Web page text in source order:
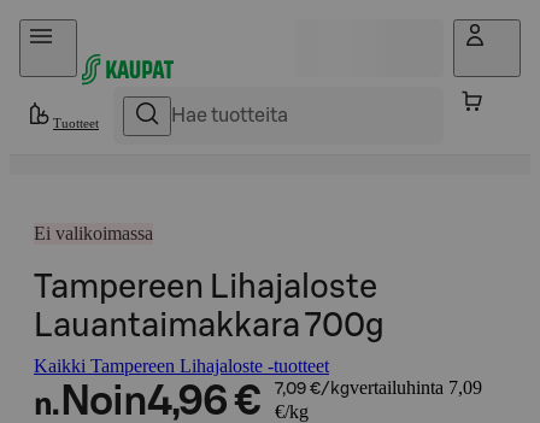
Hyppää sisältöön
Tuotteet
Ei valikoimassa
Tampereen Lihajaloste
Lauantaimakkara 700g
Kaikki Tampereen Lihajaloste -tuotteet
n. Noin4,96 € 7,09 €/kgvertailuhinta 7,09
€/kg